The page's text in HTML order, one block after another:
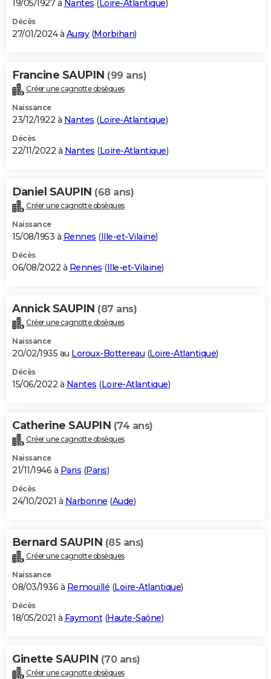
19/05/1927 à Nantes ( Loire-Atlantique)
Décès
27/01/2024 à Auray(Morbihan)
Francine SAUPIN (99 ans)
Créer une cagnotte obsèques
Naissance
23/12/1922 à Nantes (Loire-Atlantique)
Décès
22/11/2022 à Nantes (Loire-Atlantique)
Daniel SAUPIN (68 ans)
Créer une cagnotte obsèques
Naissance
15/08/1953 à Rennes (Ille-et-Vilaine)
Décès
06/08/2022 à Rennes (Ille-et-Vilaine)
Annick SAUPIN (87 ans)
Créer une cagnotte obsèques
Naissance
20/02/1935 au Loroux-Bottereau (Loire-Atlantique)
Décès
15/06/2022 à Nantes (Loire-Atlantique)
Catherine SAUPIN (74 ans)
Créer une cagnotte obsèques
Naissance
21/11/1946 à Paris (Paris)
Décès
24/10/2021 à Narbonne (Aude)
Bernard SAUPIN (85 ans)
Créer une cagnotte obsèques
Naissance
08/03/1936 à Remouillé (Loire-Atlantique)
Décès
18/05/2021 à Faymont(Haute-Saône)
Ginette SAUPIN (70 ans)
Créer une cagnotte obsèques